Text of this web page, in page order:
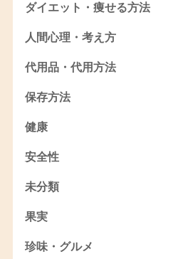
ダイエット・痩せる方法
人間心理・考え方
代用品・代用方法
保存方法
健康
安全性
未分類
果実
珍味・グルメ